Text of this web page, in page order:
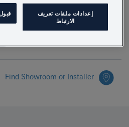
Find Showroom or Installer
إعدادات ملفات تعريف
الارتباط